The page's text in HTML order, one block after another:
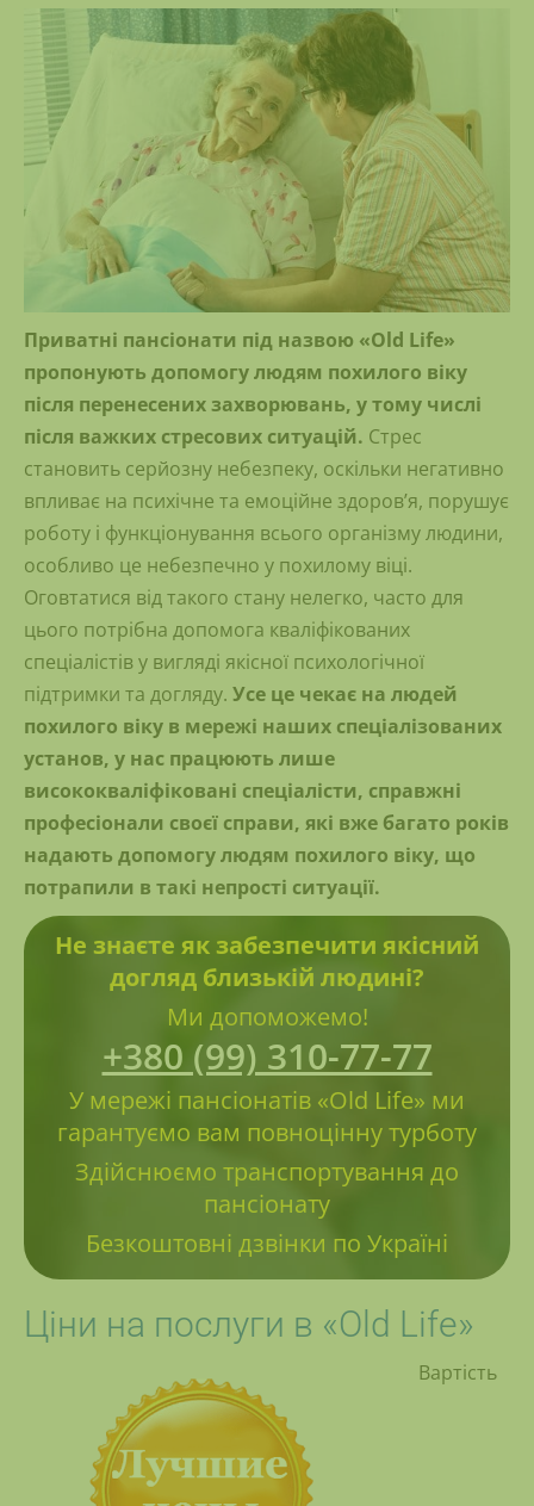
Приватні пансіонати під назвою «Old Life»
пропонують допомогу людям похилого віку
після перенесених захворювань, у тому числі
після важких стресових ситуацій. Стрес
становить серйозну небезпеку, оскільки негативно
впливає на психічне та емоційне здоров’я, порушує
роботу і функціонування всього організму людини,
особливо це небезпечно у похилому віці.
Оговтатися від такого стану нелегко, часто для
цього потрібна допомога кваліфікованих
спеціалістів у вигляді якісної психологічної
підтримки та догляду. Усе це чекає на людей
похилого віку в мережі наших спеціалізованих
установ, у нас працюють лише
висококваліфіковані спеціалісти, справжні
професіонали своєї справи, які вже багато років
надають допомогу людям похилого віку, що
потрапили в такі непрості ситуації.
Не знаєте як забезпечити якісний
догляд близькій людині?
Ми допоможемо!
+380 (99) 310-77-77
У мережі пансіонатів «Old Life» ми
гарантуємо вам повноцінну турботу
Здійснюємо транспортування до
пансіонату
Безкоштовні дзвінки по Україні
Ціни на послуги в «Old Life»
Вартість